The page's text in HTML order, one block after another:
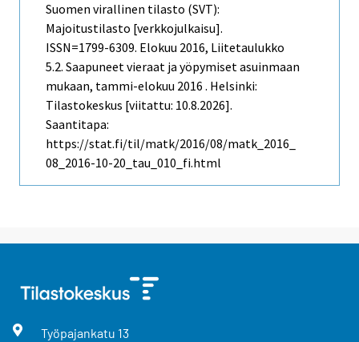
Suomen virallinen tilasto (SVT):
Majoitustilasto [verkkojulkaisu].
ISSN=1799-6309. Elokuu 2016, Liitetaulukko
5.2. Saapuneet vieraat ja yöpymiset asuinmaan
mukaan, tammi-elokuu 2016 . Helsinki:
Tilastokeskus [viitattu: 10.8.2026].
Saantitapa:
https://stat.fi/til/matk/2016/08/matk_2016_
08_2016-10-20_tau_010_fi.html
Työpajankatu 13